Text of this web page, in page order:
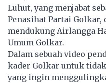
Luhut, yang menjabat
Penasihat Partai
mendukung Airlangga
Umum Golkar.
Dalam sebuah video
kader Golkar untuk
yang ingin